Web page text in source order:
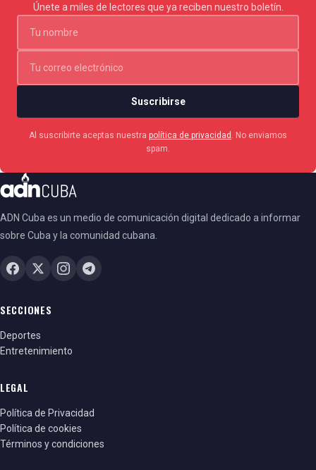
Únete a miles de lectores que ya reciben nuestro boletín.
Suscribirse
Al suscribirte aceptas nuestra política de privacidad
. No enviamos
spam.
ADN Cuba es un medio de comunicación digital dedicado a informar
sobre Cuba y la comunidad cubana.
SECCIONES
Deportes
Entretenimiento
LEGAL
Política de Privacidad
Política de cookies
Términos y condiciones